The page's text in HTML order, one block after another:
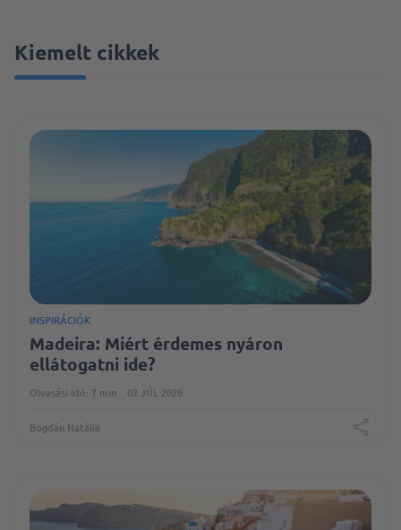
Kiemelt cikkek
INSPIRÁCIÓK
Madeira: Miért érdemes nyáron
ellátogatni ide?
Olvasási idő: 7 min 02 JÚL 2026
Bogdán Natália